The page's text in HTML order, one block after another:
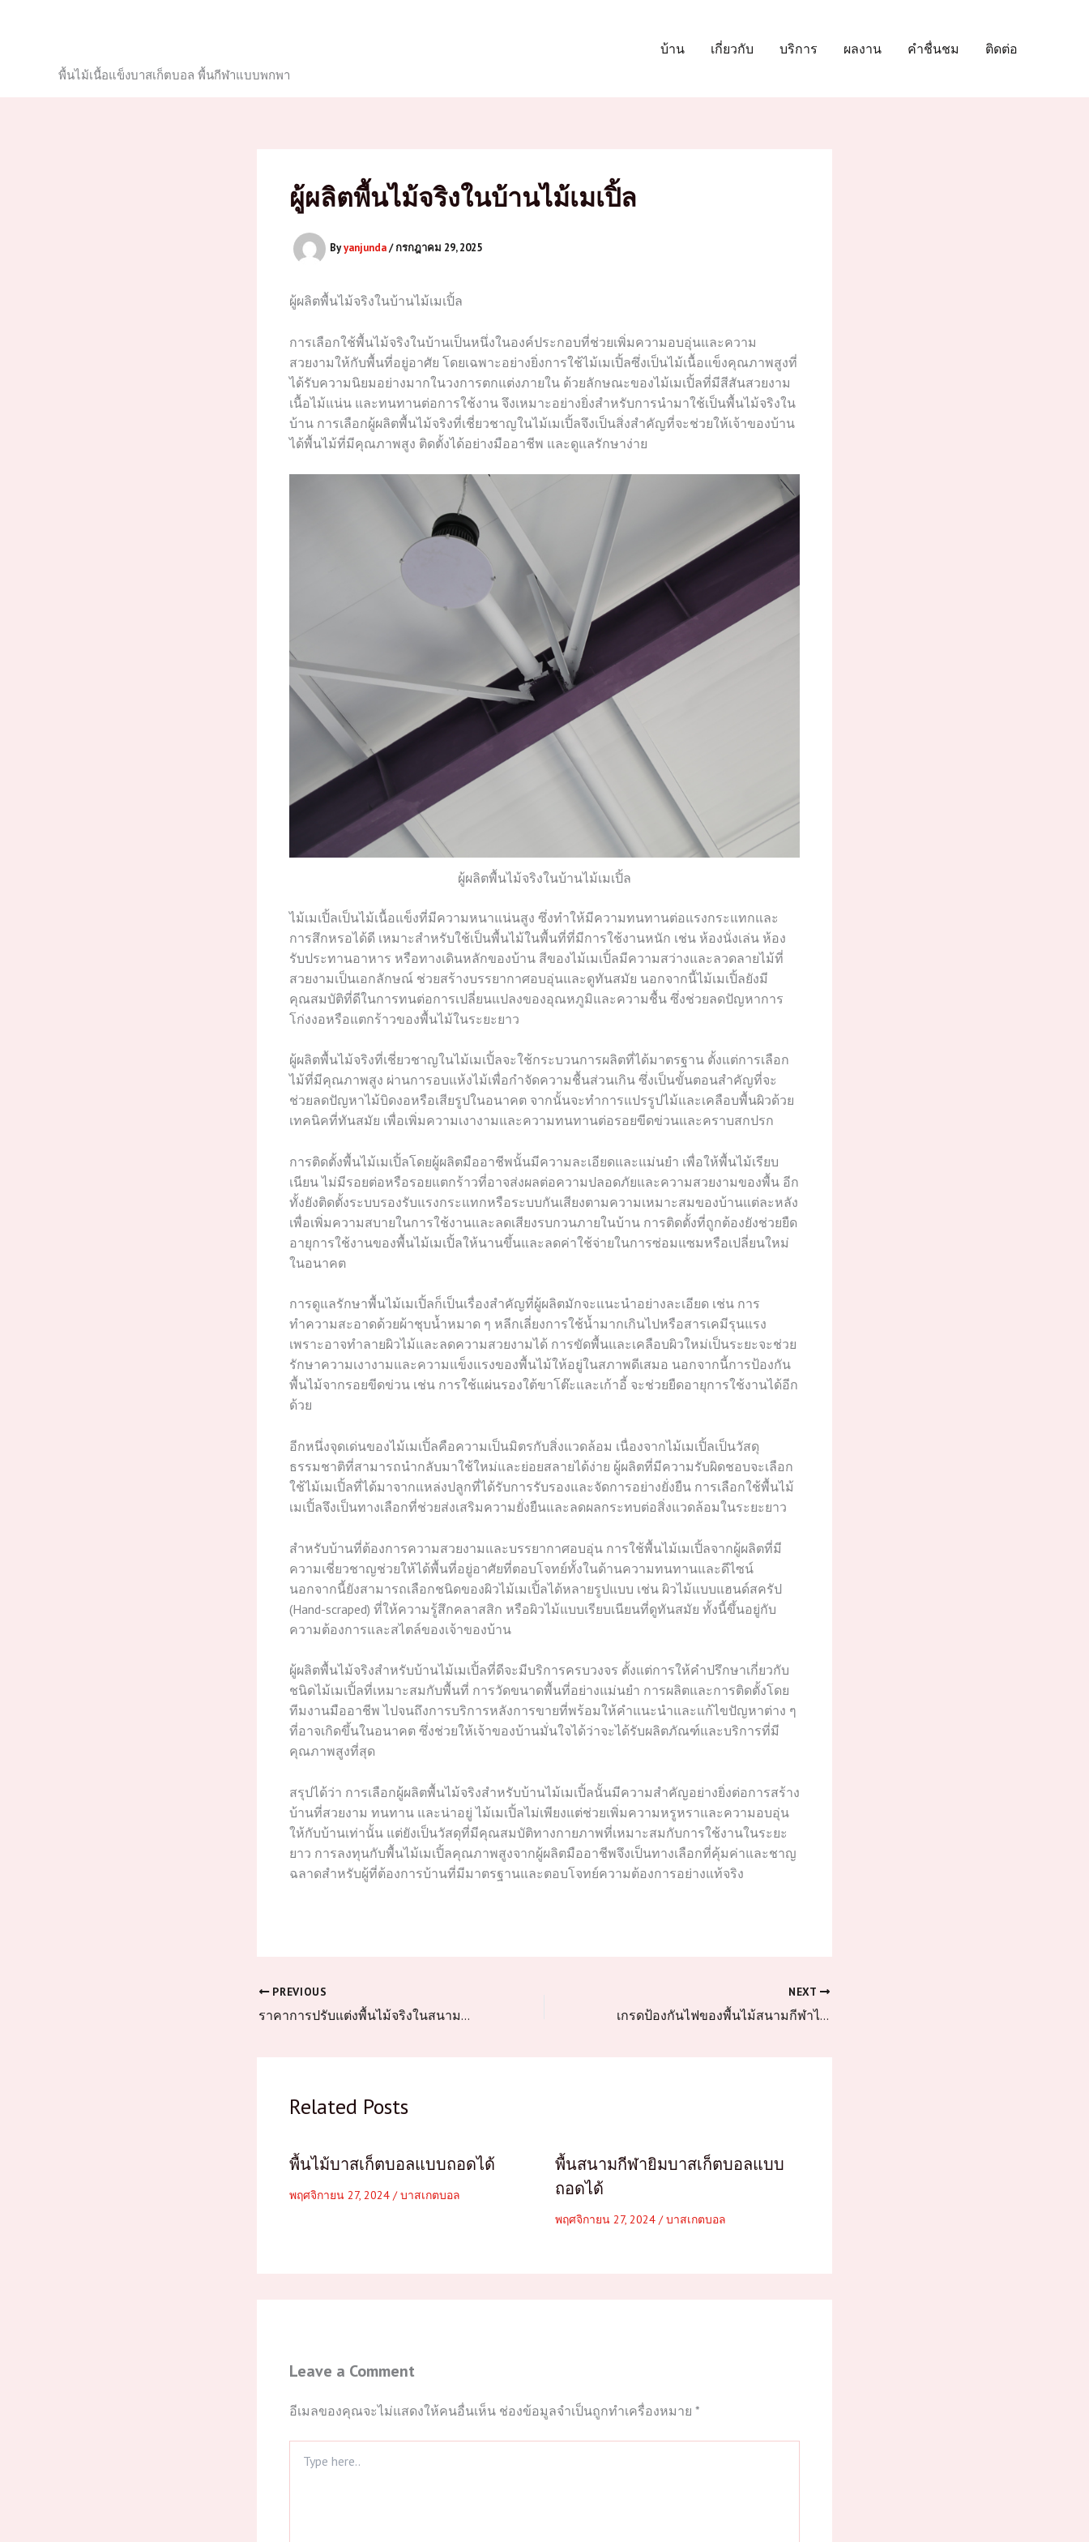
พื้นไม้เนื้อแข็งบาสเก็ตบอล พื้นกีฬาแบบพกพา
บ้าน เกี่ยวกับ บริการ ผลงาน คำชื่นชม ติดต่อ
ผู้ผลิตพื้นไม้จริงในบ้านไม้เมเปิ้ล
Byyanjunda/กรกฎาคม 29, 2025
ผู้ผลิตพื้นไม้จริงในบ้านไม้เมเปิ้ล
การเลือกใช้พื้นไม้จริงในบ้านเป็นหนึ่งในองค์ประกอบที่ช่วยเพิ่มความอบอุ่นและความ
สวยงามให้กับพื้นที่อยู่อาศัย โดยเฉพาะอย่างยิ่งการใช้ไม้เมเปิ้ลซึ่งเป็นไม้เนื้อแข็งคุณภาพสูงที่
ได้รับความนิยมอย่างมากในวงการตกแต่งภายใน ด้วยลักษณะของไม้เมเปิ้ลที่มีสีสันสวยงาม
เนื้อไม้แน่น และทนทานต่อการใช้งาน จึงเหมาะอย่างยิ่งสำหรับการนำมาใช้เป็นพื้นไม้จริงใน
บ้าน การเลือกผู้ผลิตพื้นไม้จริงที่เชี่ยวชาญในไม้เมเปิ้ลจึงเป็นสิ่งสำคัญที่จะช่วยให้เจ้าของบ้าน
ได้พื้นไม้ที่มีคุณภาพสูง ติดตั้งได้อย่างมืออาชีพ และดูแลรักษาง่าย
ผู้ผลิตพื้นไม้จริงในบ้านไม้เมเปิ้ล
ไม้เมเปิ้ลเป็นไม้เนื้อแข็งที่มีความหนาแน่นสูง ซึ่งทำให้มีความทนทานต่อแรงกระแทกและ
การสึกหรอได้ดี เหมาะสำหรับใช้เป็นพื้นไม้ในพื้นที่ที่มีการใช้งานหนัก เช่น ห้องนั่งเล่น ห้อง
รับประทานอาหาร หรือทางเดินหลักของบ้าน สีของไม้เมเปิ้ลมีความสว่างและลวดลายไม้ที่
สวยงามเป็นเอกลักษณ์ ช่วยสร้างบรรยากาศอบอุ่นและดูทันสมัย นอกจากนี้ไม้เมเปิ้ลยังมี
คุณสมบัติที่ดีในการทนต่อการเปลี่ยนแปลงของอุณหภูมิและความชื้น ซึ่งช่วยลดปัญหาการ
โก่งงอหรือแตกร้าวของพื้นไม้ในระยะยาว
ผู้ผลิตพื้นไม้จริงที่เชี่ยวชาญในไม้เมเปิ้ลจะใช้กระบวนการผลิตที่ได้มาตรฐาน ตั้งแต่การเลือก
ไม้ที่มีคุณภาพสูง ผ่านการอบแห้งไม้เพื่อกำจัดความชื้นส่วนเกิน ซึ่งเป็นขั้นตอนสำคัญที่จะ
ช่วยลดปัญหาไม้บิดงอหรือเสียรูปในอนาคต จากนั้นจะทำการแปรรูปไม้และเคลือบพื้นผิวด้วย
เทคนิคที่ทันสมัย เพื่อเพิ่มความเงางามและความทนทานต่อรอยขีดข่วนและคราบสกปรก
การติดตั้งพื้นไม้เมเปิ้ลโดยผู้ผลิตมืออาชีพนั้นมีความละเอียดและแม่นยำ เพื่อให้พื้นไม้เรียบ
เนียน ไม่มีรอยต่อหรือรอยแตกร้าวที่อาจส่งผลต่อความปลอดภัยและความสวยงามของพื้น อีก
ทั้งยังติดตั้งระบบรองรับแรงกระแทกหรือระบบกันเสียงตามความเหมาะสมของบ้านแต่ละหลัง
เพื่อเพิ่มความสบายในการใช้งานและลดเสียงรบกวนภายในบ้าน การติดตั้งที่ถูกต้องยังช่วยยืด
อายุการใช้งานของพื้นไม้เมเปิ้ลให้นานขึ้นและลดค่าใช้จ่ายในการซ่อมแซมหรือเปลี่ยนใหม่
ในอนาคต
การดูแลรักษาพื้นไม้เมเปิ้ลก็เป็นเรื่องสำคัญที่ผู้ผลิตมักจะแนะนำอย่างละเอียด เช่น การ
ทำความสะอาดด้วยผ้าชุบน้ำหมาด ๆ หลีกเลี่ยงการใช้น้ำมากเกินไปหรือสารเคมีรุนแรง
เพราะอาจทำลายผิวไม้และลดความสวยงามได้ การขัดพื้นและเคลือบผิวใหม่เป็นระยะจะช่วย
รักษาความเงางามและความแข็งแรงของพื้นไม้ให้อยู่ในสภาพดีเสมอ นอกจากนี้การป้องกัน
พื้นไม้จากรอยขีดข่วน เช่น การใช้แผ่นรองใต้ขาโต๊ะและเก้าอี้ จะช่วยยืดอายุการใช้งานได้อีก
ด้วย
อีกหนึ่งจุดเด่นของไม้เมเปิ้ลคือความเป็นมิตรกับสิ่งแวดล้อม เนื่องจากไม้เมเปิ้ลเป็นวัสดุ
ธรรมชาติที่สามารถนำกลับมาใช้ใหม่และย่อยสลายได้ง่าย ผู้ผลิตที่มีความรับผิดชอบจะเลือก
ใช้ไม้เมเปิ้ลที่ได้มาจากแหล่งปลูกที่ได้รับการรับรองและจัดการอย่างยั่งยืน การเลือกใช้พื้นไม้
เมเปิ้ลจึงเป็นทางเลือกที่ช่วยส่งเสริมความยั่งยืนและลดผลกระทบต่อสิ่งแวดล้อมในระยะยาว
สำหรับบ้านที่ต้องการความสวยงามและบรรยากาศอบอุ่น การใช้พื้นไม้เมเปิ้ลจากผู้ผลิตที่มี
ความเชี่ยวชาญช่วยให้ได้พื้นที่อยู่อาศัยที่ตอบโจทย์ทั้งในด้านความทนทานและดีไซน์
นอกจากนี้ยังสามารถเลือกชนิดของผิวไม้เมเปิ้ลได้หลายรูปแบบ เช่น ผิวไม้แบบแฮนด์สครัป
(Hand-scraped) ที่ให้ความรู้สึกคลาสสิก หรือผิวไม้แบบเรียบเนียนที่ดูทันสมัย ทั้งนี้ขึ้นอยู่กับ
ความต้องการและสไตล์ของเจ้าของบ้าน
ผู้ผลิตพื้นไม้จริงสำหรับบ้านไม้เมเปิ้ลที่ดีจะมีบริการครบวงจร ตั้งแต่การให้คำปรึกษาเกี่ยวกับ
ชนิดไม้เมเปิ้ลที่เหมาะสมกับพื้นที่ การวัดขนาดพื้นที่อย่างแม่นยำ การผลิตและการติดตั้งโดย
ทีมงานมืออาชีพ ไปจนถึงการบริการหลังการขายที่พร้อมให้คำแนะนำและแก้ไขปัญหาต่าง ๆ
ที่อาจเกิดขึ้นในอนาคต ซึ่งช่วยให้เจ้าของบ้านมั่นใจได้ว่าจะได้รับผลิตภัณฑ์และบริการที่มี
คุณภาพสูงที่สุด
สรุปได้ว่า การเลือกผู้ผลิตพื้นไม้จริงสำหรับบ้านไม้เมเปิ้ลนั้นมีความสำคัญอย่างยิ่งต่อการสร้าง
บ้านที่สวยงาม ทนทาน และน่าอยู่ ไม้เมเปิ้ลไม่เพียงแต่ช่วยเพิ่มความหรูหราและความอบอุ่น
ให้กับบ้านเท่านั้น แต่ยังเป็นวัสดุที่มีคุณสมบัติทางกายภาพที่เหมาะสมกับการใช้งานในระยะ
ยาว การลงทุนกับพื้นไม้เมเปิ้ลคุณภาพสูงจากผู้ผลิตมืออาชีพจึงเป็นทางเลือกที่คุ้มค่าและชาญ
ฉลาดสำหรับผู้ที่ต้องการบ้านที่มีมาตรฐานและตอบโจทย์ความต้องการอย่างแท้จริง
PREVIOUS
ราคาการปรับแต่งพื้นไม้จริงในสนามฟิตเนสต่อตารางเมตร
NEXT
เกรดป้องกันไฟของพื้นไม้สนามกีฬาไม้เบิร์ช
Related Posts
พื้นไม้บาสเก็ตบอลแบบถอดได้
พฤศจิกายน 27, 2024 /บาสเกตบอล
พื้นสนามกีฬายิมบาสเก็ตบอลแบบ
ถอดได้
พฤศจิกายน 27, 2024 /บาสเกตบอล
Leave a Comment
อีเมลของคุณจะไม่แสดงให้คนอื่นเห็น ช่องข้อมูลจำเป็นถูกทำเครื่องหมาย *
here..